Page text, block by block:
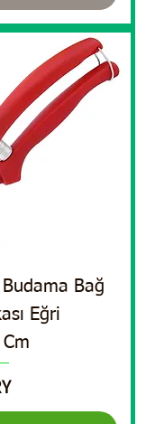
Bağ
Eğri
Cm